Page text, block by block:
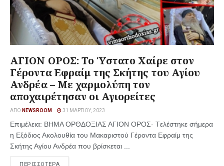
ΑΓΙΟΝ ΟΡΟΣ: Το Ύστατο Χαίρε στον
Γέροντα Εφραίμ της Σκήτης του Αγίου
Ανδρέα – Με χαρμολύπη τον
αποχαιρέτησαν οι Αγιορείτες
ΑΠΌ NEWSROOM 31 ΜΑΡΤΊΟΥ, 2023
Επιμέλεια: ΒΗΜΑ ΟΡΘΔΟΞΙΑΣ ΑΓΙΟΝ ΟΡΟΣ- Tελέστηκε σήμερα
η Εξόδιος Ακολουθία του Μακαριστού Γέροντα Εφραίμ της
Σκήτης Αγίου Ανδρέα που βρίσκεται ...
ΠΕΡΙΣΣΟΤΕΡΑ